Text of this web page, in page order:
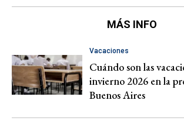
MÁS INFO
Vacaciones
Cuándo son las
invierno 2026 en la
Buenos Aires